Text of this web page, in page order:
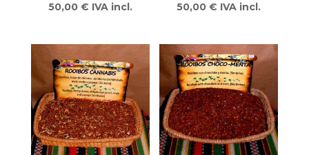
50,00 € IVA incl. 50,00€ IVA incl.